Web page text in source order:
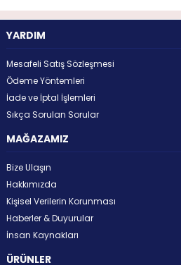
YARDIM
Mesafeli Satış Sözleşmesi
Ödeme Yöntemleri
İade ve İptal İşlemleri
Sıkça Sorulan Sorular
MAĞAZAMIZ
Bize Ulaşın
Hakkımızda
Kişisel Verilerin Korunması
Haberler & Duyurular
İnsan Kaynakları
ÜRÜNLER